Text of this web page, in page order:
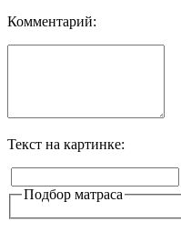
Комментарий:
Текст на картинке:
Подбор матраса